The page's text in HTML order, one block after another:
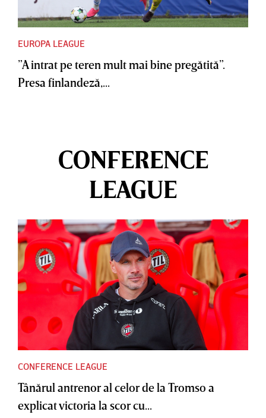
EUROPA LEAGUE
”A intrat pe teren mult mai bine pregătită”.
Presa finlandeză,...
CONFERENCE
LEAGUE
CONFERENCE LEAGUE
Tânărul antrenor al celor de la Tromso a
explicat victoria la scor cu...